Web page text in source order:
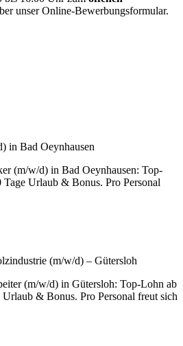
unser Online-Bewerbungsformular.
in Bad Oeynhausen
(m/w/d) in Bad Oeynhausen: Top-
Urlaub & Bonus. Pro Personal
(m/w/d) – Gütersloh
(m/w/d) in Gütersloh: Top-Lohn ab
& Bonus. Pro Personal freut sich